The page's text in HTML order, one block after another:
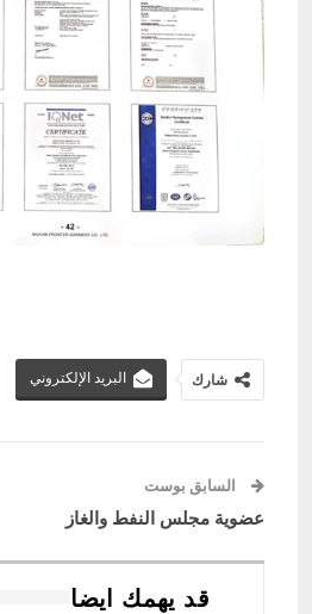
شارك البريد الإلكتروني
السابق بوست
عضوية مجلس النفط والغاز
قد يهمك ايضا